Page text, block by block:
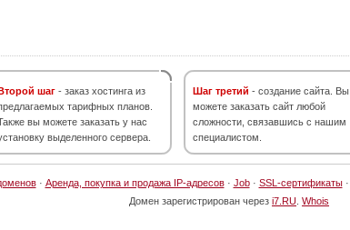
шаг - заказ хостинга из
тарифных планов.
вы можете заказать у нас
выделенного сервера.
Шаг третий - создание сайта. Вы
можете заказать сайт любой
сложности, связавшись с нашим
специалистом.
· Аренда, покупка и продажа IP-адресов· Job· SSL-сертификаты·
Домен зарегистрирован через i7.RU Whois